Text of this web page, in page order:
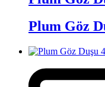
Plum Göz